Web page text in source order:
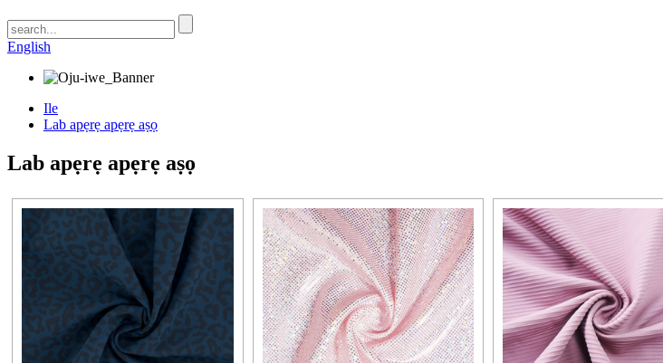
English
Ile
Lab apẹrẹ apẹrẹ aṣọ
Lab apẹrẹ apẹrẹ aṣọ